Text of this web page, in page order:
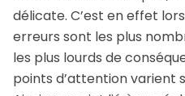
délicate. C’est en effet
erreurs sont les plus
les plus lourds de
points d’attention varient